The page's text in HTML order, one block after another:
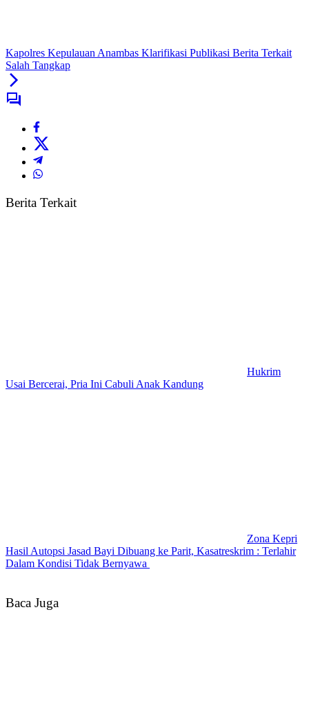
Kapolres Kepulauan Anambas Klarifikasi Publikasi Berita Terkait
Salah Tangkap
Berita Terkait
Hukrim
Usai Bercerai, Pria Ini Cabuli Anak Kandung
Zona Kepri
Hasil Autopsi Jasad Bayi Dibuang ke Parit, Kasatreskrim : Terlahir
Dalam Kondisi Tidak Bernyawa
Baca Juga